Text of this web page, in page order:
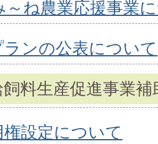
～ね農業応援事業
ランの公表について
料生産促進事業補
設定について